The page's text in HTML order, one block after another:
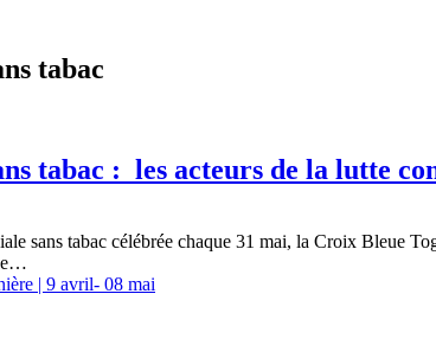
tabac
tabac : les acteurs de la lutte
sans tabac célébrée chaque 31 mai, la Croix Bleue